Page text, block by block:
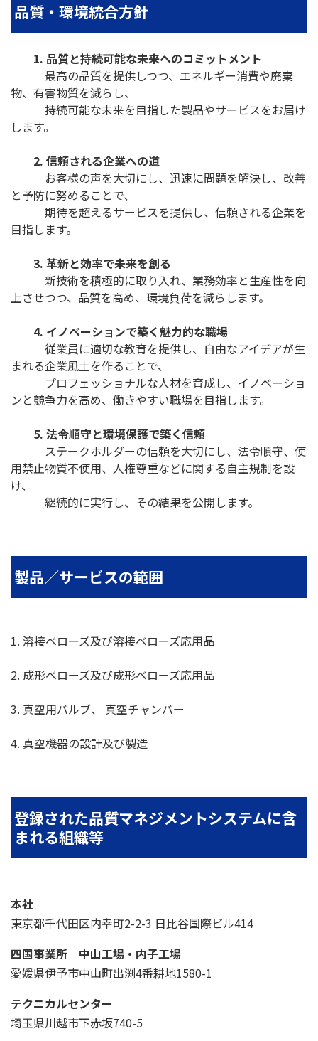
品質・環境統合方針
1. 品質と持続可能な未来へのコミットメント
最高の品質を提供しつつ、エネルギー消費や廃棄
物、有害物質を減らし、
持続可能な未来を目指した製品やサービスをお届け
します。
2. 信頼される企業への道
お客様の声を大切にし、迅速に問題を解決し、改善
と予防に努めることで、
期待を超えるサービスを提供し、信頼される企業を
目指します。
3. 革新と効率で未来を創る
新技術を積極的に取り入れ、業務効率と生産性を向
上させつつ、品質を高め、環境負荷を減らします。
4. イノベーションで築く魅力的な職場
従業員に適切な教育を提供し、自由なアイデアが生
まれる企業風土を作ることで、
プロフェッショナルな人材を育成し、イノベーショ
ンと競争力を高め、働きやすい職場を目指します。
5. 法令順守と環境保護で築く信頼
ステークホルダーの信頼を大切にし、法令順守、使
用禁止物質不使用、人権尊重などに関する自主規制を設
け、
継続的に実行し、その結果を公開します。
製品／サービスの範囲
1. 溶接ベローズ及び溶接ベローズ応用品
2. 成形ベローズ及び成形ベローズ応用品
3. 真空用バルブ、 真空チャンバー
4. 真空機器の設計及び製造
登録された品質マネジメントシステムに含
まれる組織等
本社
東京都千代田区内幸町2-2-3 日比谷国際ビル414
四国事業所 中山工場・内子工場
愛媛県伊予市中山町出渕4番耕地1580-1
テクニカルセンター
埼玉県川越市下赤坂740-5